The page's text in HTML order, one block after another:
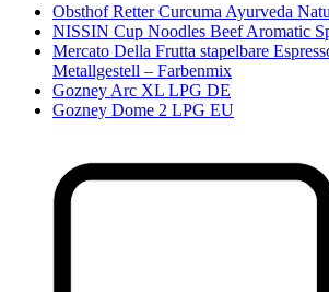
Obsthof Retter Curcuma Ayurveda
NISSIN Cup Noodles Beef Aromatic
Mercato Della Frutta stapelbare
Metallgestell – Farbenmix
Gozney Arc XL LPG DE
Gozney Dome 2 LPG EU